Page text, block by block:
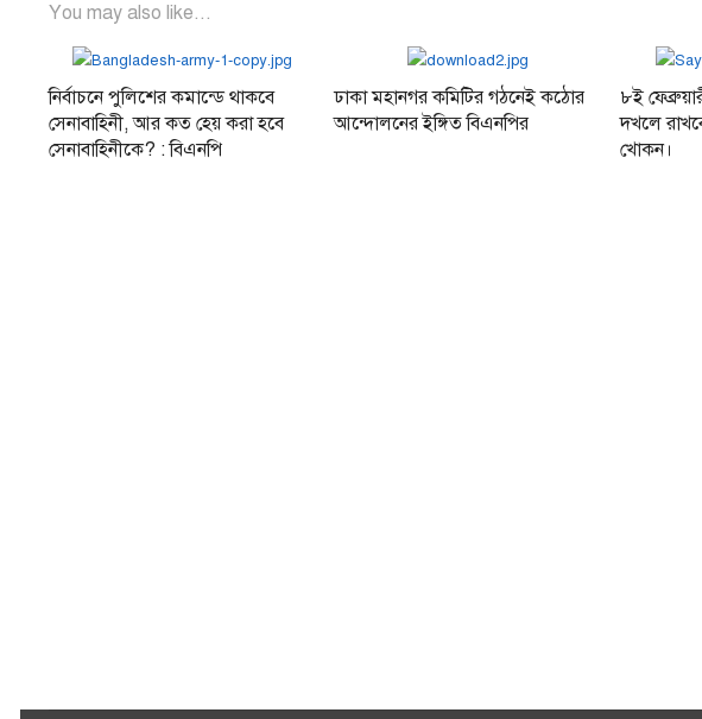
You may also like...
নির্বাচনে পুলিশের কমান্ডে থাকবে
সেনাবাহিনী, আর কত হেয় করা হবে
সেনাবাহিনীকে? : বিএনপি
ঢাকা মহানগর কমিটির গঠনেই কঠোর
আন্দোলনের ইঙ্গিত বিএনপির
৮ই
দখলে
খোকন।